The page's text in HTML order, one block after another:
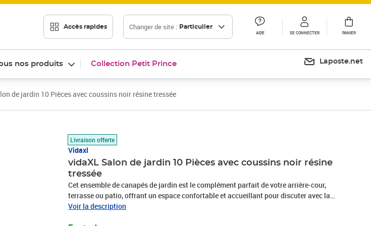
Accès rapides Changer de site : Particulier
AIDE SE CONNECTER PANIER
nos produits Collection Petit Prince Laposte.net
de jardin 10 Pièces avec coussins noir résine tressée
Livraison offerte
Vidaxl
vidaXL Salon de jardin 10 Pièces avec coussins noir résine
tressée
Cet ensemble de canapés de jardin est le complément parfait de votre arrière-cour,
terrasse ou patio, offrant un espace confortable et accueillant pour discuter avec la
famille et les amis ou simplement se détendre et profiter de l'extérieur. Matériau
Voir la description
Prix 599,99€